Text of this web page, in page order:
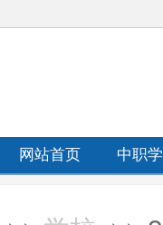
网站首页 中职